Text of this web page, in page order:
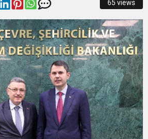
‘CİMRİ’YE ALKIŞ YAĞMURU
Yeşil Alanlar Titizlikle
ŞENLİK COŞKUSU
bilmeyen kalmasın” çağrısı
dönüştü
BÜYÜKŞEHİR FARKI
65 views